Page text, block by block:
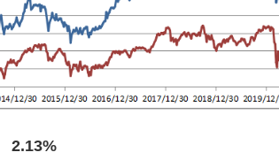
2.13%